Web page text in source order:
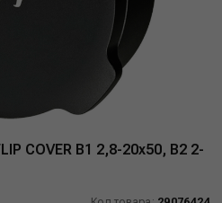
COVER B1 2,8-20x50, B2 2-